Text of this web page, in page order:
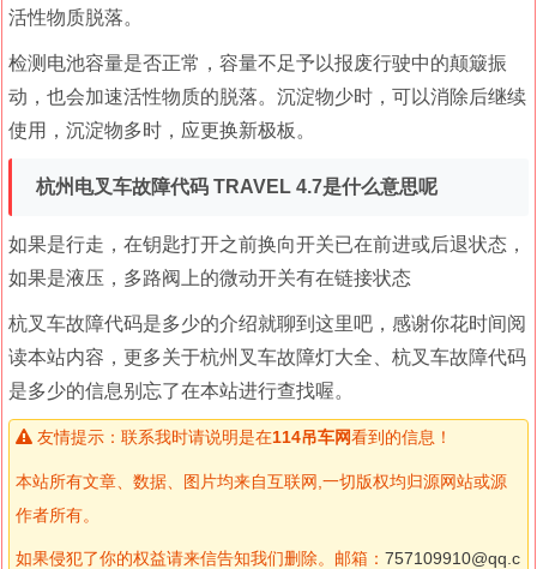
活性物质脱落。
检测电池容量是否正常，容量不足予以报废行驶中的颠簸振
动，也会加速活性物质的脱落。沉淀物少时，可以消除后继续
使用，沉淀物多时，应更换新极板。
杭州电叉车故障代码 TRAVEL 4.7是什么意思呢
如果是行走，在钥匙打开之前换向开关已在前进或后退状态，
如果是液压，多路阀上的微动开关有在链接状态
杭叉车故障代码是多少的介绍就聊到这里吧，感谢你花时间阅
读本站内容，更多关于杭州叉车故障灯大全、杭叉车故障代码
是多少的信息别忘了在本站进行查找喔。
友情提示：联系我时请说明是在114吊车网看到的信息！
本站所有文章、数据、图片均来自互联网,一切版权均归源网站或源
作者所有。
如果侵犯了你的权益请来信告知我们删除。邮箱： 757109910@qq.c